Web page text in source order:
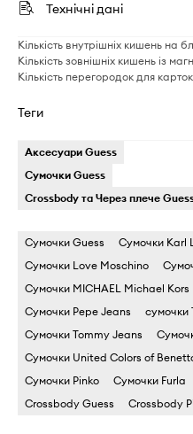
Технічні дані
Кількість внутрішніх кишень на
Кількість зовнішніх кишень із
Кількість перегородок для карток
Теги
Аксесуари Guess
Сумочки Guess
Crossbody та Через плече
Сумочки Guess Сумочки Karl
Сумочки Love Moschino
Сумочки MICHAEL Michael Kors
Сумочки Pepe Jeans
сумочки
Сумочки Tommy Jeans
Сумочки United Colors of
Сумочки Pinko
Сумочки Furla
Crossbody Guess
Crossbody